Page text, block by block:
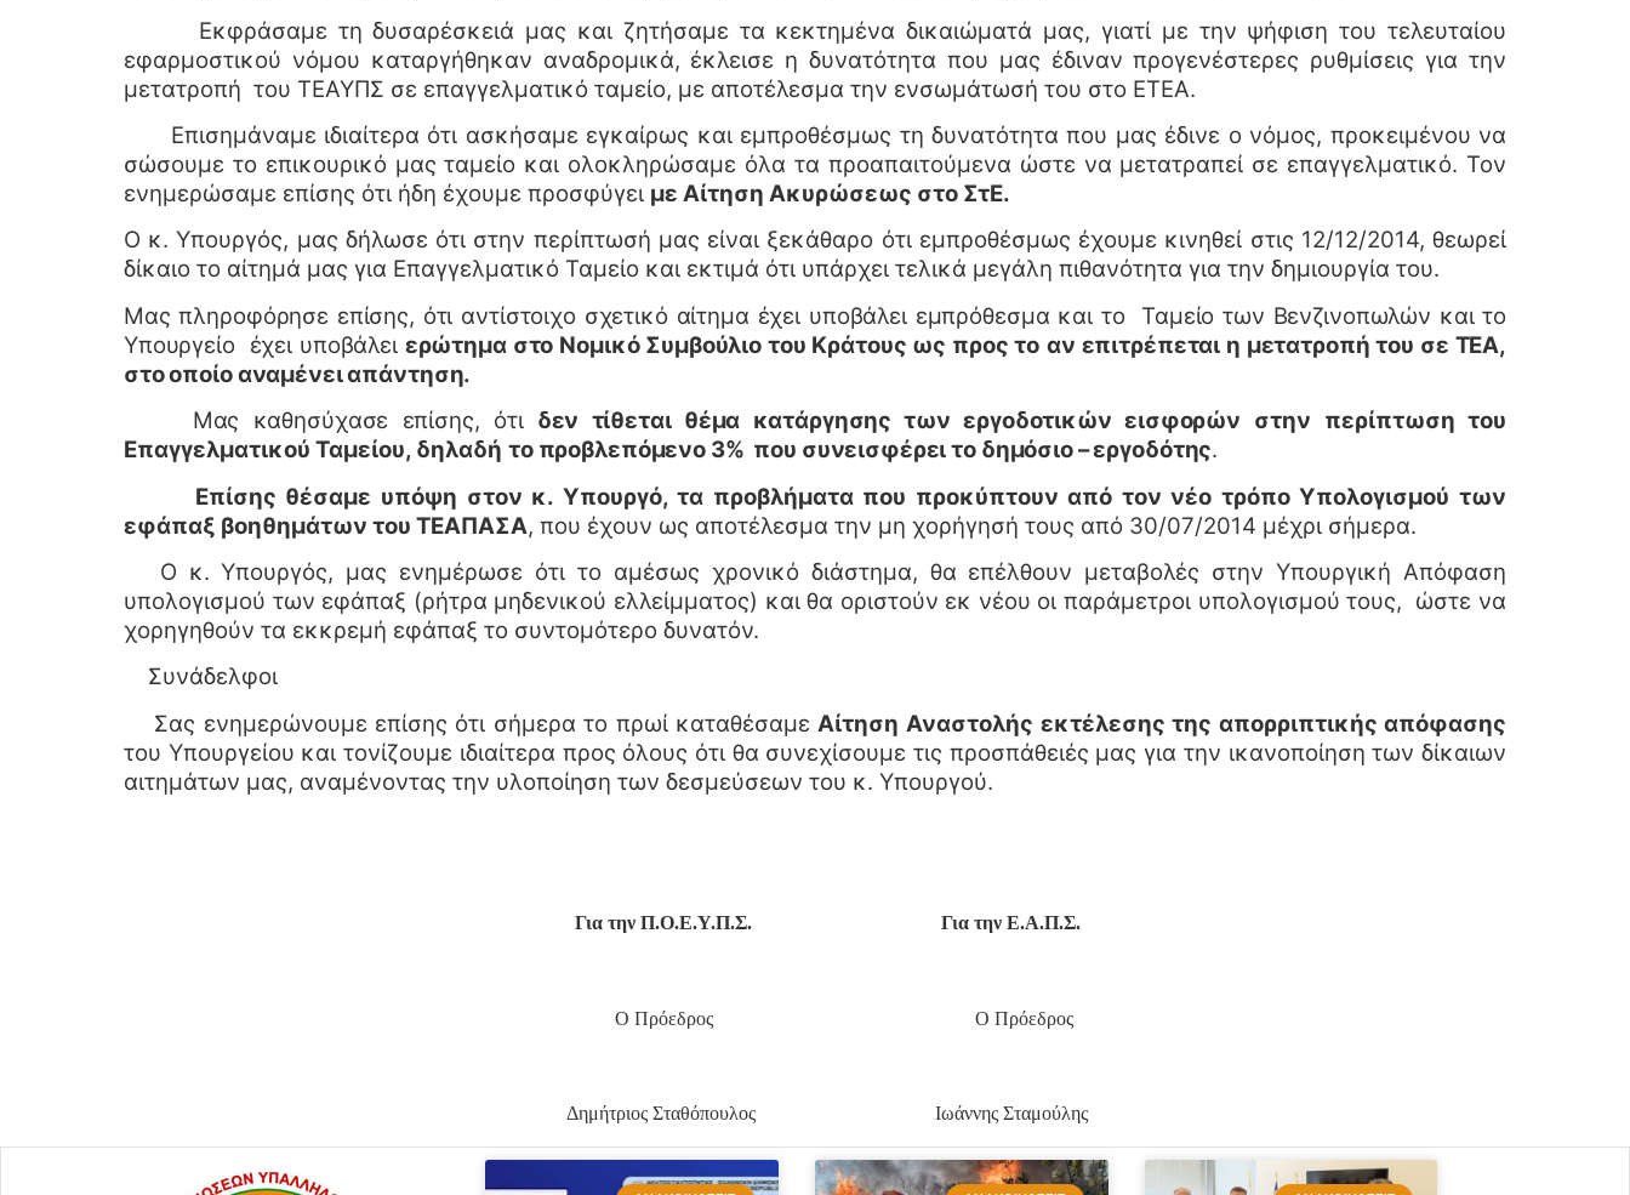
Εκφράσαμε τη δυσαρέσκειά μας και ζητήσαμε τα κεκτημένα δικαιώματά μας, γιατί με την ψήφιση του τελευταίου
εφαρμοστικού νόμου καταργήθηκαν αναδρομικά, έκλεισε η δυνατότητα που μας έδιναν προγενέστερες ρυθμίσεις για την
μετατροπή του ΤΕΑΥΠΣ σε επαγγελματικό ταμείο, με αποτέλεσμα την ενσωμάτωσή του στο ΕΤΕΑ.
Επισημάναμε ιδιαίτερα ότι ασκήσαμε εγκαίρως και εμπροθέσμως τη δυνατότητα που μας έδινε ο νόμος, προκειμένου να
σώσουμε το επικουρικό μας ταμείο και ολοκληρώσαμε όλα τα προαπαιτούμενα ώστε να μετατραπεί σε επαγγελματικό. Τον
ενημερώσαμε επίσης ότι ήδη έχουμε προσφύγει με Αίτηση Ακυρώσεως στο ΣτΕ.
Ο κ. Υπουργός, μας δήλωσε ότι στην περίπτωσή μας είναι ξεκάθαρο ότι εμπροθέσμως έχουμε κινηθεί στις 12/12/2014, θεωρεί
δίκαιο το αίτημά μας για Επαγγελματικό Ταμείο και εκτιμά ότι υπάρχει τελικά μεγάλη πιθανότητα για την δημιουργία του.
Μας πληροφόρησε επίσης, ότι αντίστοιχο σχετικό αίτημα έχει υποβάλει εμπρόθεσμα και το Ταμείο των Βενζινοπωλών και το
Υπουργείο έχει υποβάλει ερώτημα στο Νομικό Συμβούλιο του Κράτους ως προς το αν επιτρέπεται η μετατροπή του σε ΤΕΑ,
στο οποίο αναμένει απάντηση.
Μας καθησύχασε επίσης, ότι δεν τίθεται θέμα κατάργησης των εργοδοτικών εισφορών στην περίπτωση του
Επαγγελματικού Ταμείου, δηλαδή το προβλεπόμενο 3% που συνεισφέρει το δημόσιο – εργοδότης.
Επίσης θέσαμε υπόψη στον κ. Υπουργό, τα προβλήματα που προκύπτουν από τον νέο τρόπο Υπολογισμού των
εφάπαξ βοηθημάτων του ΤΕΑΠΑΣΑ, που έχουν ως αποτέλεσμα την μη χορήγησή τους από 30/07/2014 μέχρι σήμερα.
Ο κ. Υπουργός, μας ενημέρωσε ότι το αμέσως χρονικό διάστημα, θα επέλθουν μεταβολές στην Υπουργική Απόφαση
υπολογισμού των εφάπαξ (ρήτρα μηδενικού ελλείμματος) και θα οριστούν εκ νέου οι παράμετροι υπολογισμού τους, ώστε να
χορηγηθούν τα εκκρεμή εφάπαξ το συντομότερο δυνατόν.
Συνάδελφοι
Σας ενημερώνουμε επίσης ότι σήμερα το πρωί καταθέσαμεΑίτηση Αναστολής εκτέλεσης της απορριπτικής απόφασης
του Υπουργείου και τονίζουμε ιδιαίτερα προς όλους ότι θα συνεχίσουμε τις προσπάθειές μας για την ικανοποίηση των δίκαιων
αιτημάτων μας, αναμένοντας την υλοποίηση των δεσμεύσεων του κ. Υπουργού.
Για την Π.Ο.Ε.Υ.Π.Σ. Για την Ε.Α.Π.Σ.
Ο Πρόεδρος Ο Πρόεδρος
Δημήτριος Σταθόπουλος Ιωάννης Σταμούλης